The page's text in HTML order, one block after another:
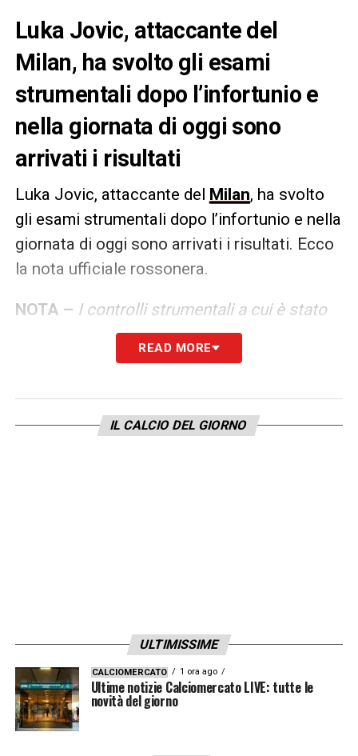
Luka Jovic, attaccante del
Milan, ha svolto gli esami
strumentali dopo l’infortunio e
nella giornata di oggi sono
arrivati i risultati
Luka Jovic, attaccante del Milan, ha svolto
gli esami strumentali dopo l’infortunio e nella
giornata di oggi sono arrivati i risultati. Ecco
la nota ufficiale rossonera.
NOTA – I controlli strumentali a cui è stato
sottoposto Jovic non hanno evidenziato
lesioni muscolari all’adduttore ma solo un
LA PLAYLIST DELLE NOSTRE TOP NEWS
READ MORE
IL CALCIO DEL GIORNO
ULTIMISSIME
CALCIOMERCATO 1 ora ago
Ultime notizie Calciomercato LIVE: tutte le
novità del giorno